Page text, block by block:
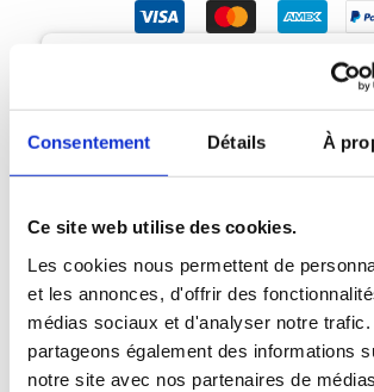
Consentement Détails À
Ce site web utilise des cookies.
Les cookies nous permettent de
et les annonces, d'offrir des
médias sociaux et d'analyser notre trafic.
partageons également des informations
notre site avec nos partenaires de
Un mac à vendre ?
Payez encore moins cher en nous
ancien MacBook !
Estimer mon mac